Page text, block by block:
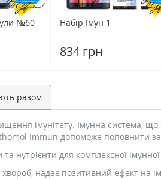
№60 Набір Імун 1
834 грн
разом
імунітету. Імунна система, що
Immun допоможе поповнити
нутрієнти для комплексної імунної
хвороб, надає позитивний ефект на